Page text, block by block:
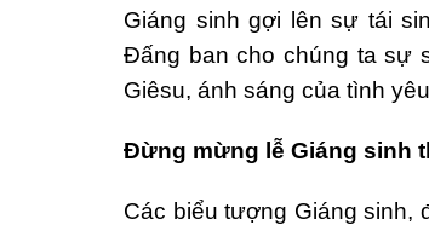
Giáng sinh gợi lên sự tái
Đấng ban cho chúng ta sự
Giêsu, ánh sáng của tình
Đừng mừng lễ Giáng sinh
Các biểu tượng Giáng sinh,